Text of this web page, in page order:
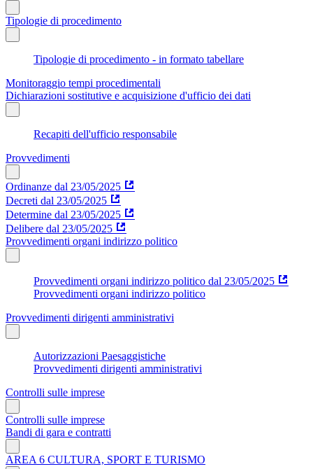
Tipologie di procedimento
Tipologie di procedimento - in formato tabellare
Monitoraggio tempi procedimentali
Dichiarazioni sostitutive e acquisizione d'ufficio dei dati
Recapiti dell'ufficio responsabile
Provvedimenti
Ordinanze dal 23/05/2025
Decreti dal 23/05/2025
Determine dal 23/05/2025
Delibere dal 23/05/2025
Provvedimenti organi indirizzo politico
Provvedimenti organi indirizzo politico dal 23/05/2025
Provvedimenti organi indirizzo politico
Provvedimenti dirigenti amministrativi
Autorizzazioni Paesaggistiche
Provvedimenti dirigenti amministrativi
Controlli sulle imprese
Controlli sulle imprese
Bandi di gara e contratti
AREA 6 CULTURA, SPORT E TURISMO